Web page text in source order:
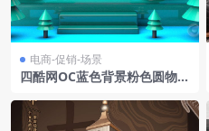
电商-促销-场景
四酷网OC蓝色背景粉色圆物黄
程